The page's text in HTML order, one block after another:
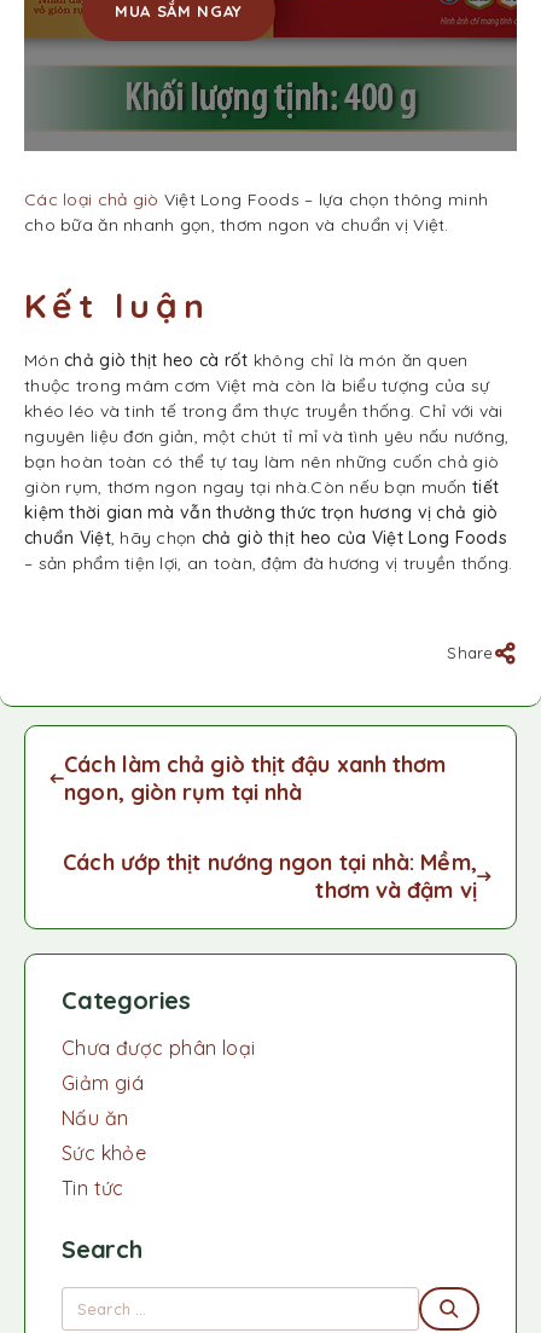
MUA SẮM NGAY
Các loại chả giò Việt Long Foods – lựa chọn thông minh
cho bữa ăn nhanh gọn, thơm ngon và chuẩn vị Việt.
Kết luận
Mónchả giò thịt heo cà rốt không chỉ là món ăn quen
thuộc trong mâm cơm Việt mà còn là biểu tượng của sự
khéo léo và tinh tế trong ẩm thực truyền thống. Chỉ với vài
nguyên liệu đơn giản, một chút tỉ mỉ và tình yêu nấu nướng,
bạn hoàn toàn có thể tự tay làm nên những cuốn chả giò
giòn rụm, thơm ngon ngay tại nhà.Còn nếu bạn muốn tiết
kiệm thời gian mà vẫn thưởng thức trọn hương vị chả giò
chuẩn Việt, hãy chọn chả giò thịt heo của Việt Long Foods
– sản phẩm tiện lợi, an toàn, đậm đà hương vị truyền thống.
Share
Cách làm chả giò thịt đậu xanh thơm
ngon, giòn rụm tại nhà
Cách ướp thịt nướng ngon tại nhà: Mềm,
thơm và đậm vị
Categories
Chưa được phân loại
Giảm giá
Nấu ăn
Sức khỏe
Tin tức
Search